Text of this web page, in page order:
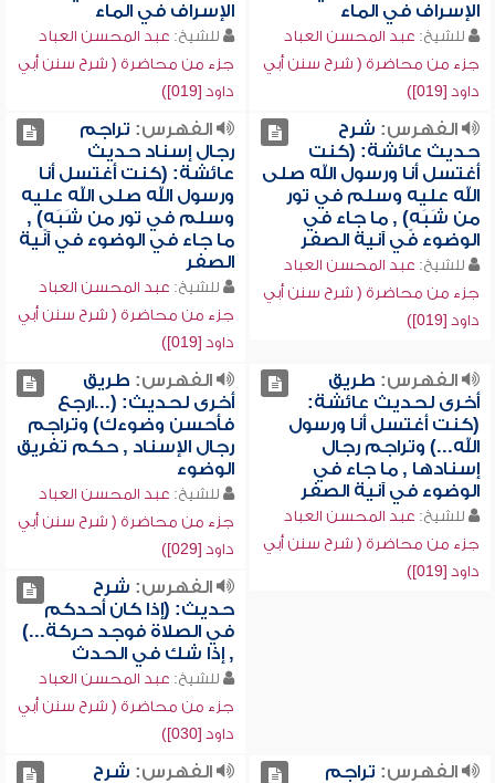
الإسراف في الماء
للشيخ: عبد المحسن العباد
جزء من محاضرة ( شرح سنن أبي
داود [019])
الإسراف في الماء
للشيخ: عبد المحسن العباد
جزء من محاضرة ( شرح سنن أبي
داود [019])
الفهرس: شرح
حديث عائشة: (كنت
أغتسل أنا ورسول الله صلى
الله عليه وسلم في تور
من شَبَهٍ) , ما جاء في
الوضوء في آنية الصفر
للشيخ: عبد المحسن العباد
جزء من محاضرة ( شرح سنن أبي
داود [019])
الفهرس: تراجم
رجال إسناد حديث
عائشة: (كنت أغتسل أنا
ورسول الله صلى الله عليه
وسلم في تور من شَبَهٍ) ,
ما جاء في الوضوء في آنية
الصفر
للشيخ: عبد المحسن العباد
جزء من محاضرة ( شرح سنن أبي
داود [019])
الفهرس: طريق
أخرى لحديث عائشة:
(كنت أغتسل أنا ورسول
الله...) وتراجم رجال
إسنادها , ما جاء في
الوضوء في آنية الصفر
للشيخ: عبد المحسن العباد
جزء من محاضرة ( شرح سنن أبي
داود [019])
الفهرس: طريق
أخرى لحديث: (...ارجع
فأحسن وضوءك) وتراجم
رجال الإسناد , حكم تفريق
الوضوء
للشيخ: عبد المحسن العباد
جزء من محاضرة ( شرح سنن أبي
داود [029])
الفهرس: شرح
حديث: (إذا كان أحدكم
في الصلاة فوجد حركة...)
, إذا شك في الحدث
للشيخ: عبد المحسن العباد
جزء من محاضرة ( شرح سنن أبي
داود [030])
الفهرس: تراجم
الفهرس: شرح